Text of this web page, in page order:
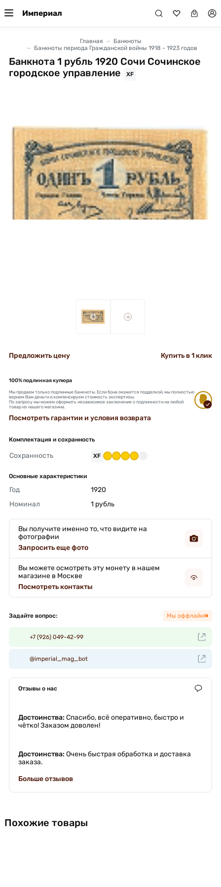
Империал
Главная
Банкноты
Банкноты периода Гражданской войны 1918 - 1923 годов
Банкнота 1 рубль 1920 Сочи Сочинское
городское управление
XF
+ +
Предложить цену Купить в 1 клик
100% подлинная купюра
Мы продаем только подлинные банкноты. Если бона окажется подделкой, мы полностью
вернем Вам деньги и компенсируем стоимость экспертизы.
По запросу мы можем оформить независимое заключение о подлинности на любой
товар из нашего магазина.
Посмотреть гарантии и условия возврата
Комплектация и сохранность
Сохранность XF
Основные характеристики
Год
1920
Номинал
1 рубль
Вы получите именно то, что видите на
фотографии
Запросить еще фото
Вы можете осмотреть эту монету в нашем
магазине в Москве
Посмотреть контакты
Задайте вопрос: Мы оффлайн!
+7 (926) 049-42-99
@imperial_mag_bot
Отзывы о нас
Достоинства: Спасибо, всё оперативно, быстро и
чётко! Заказом доволен!
Достоинства: Очень быстрая обработка и доставка
заказа.
Больше отзывов
Похожие товары